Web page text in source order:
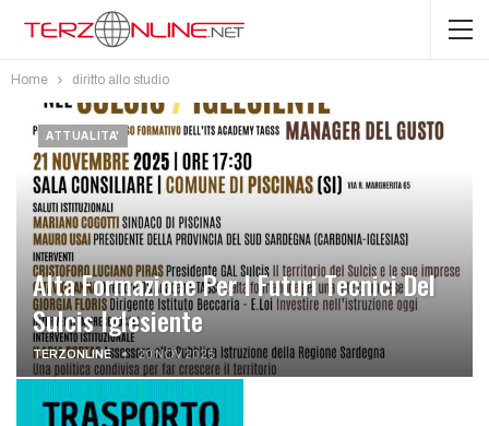
Home diritto allo studio
ATTUALITA'
Alta Formazione Per I Futuri Tecnici Del
Sulcis Iglesiente
TERZONLINE 20 NOV 2025